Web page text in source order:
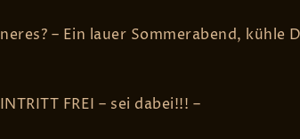
– Ein lauer Sommerabend,
FREI – sei dabei!!! –